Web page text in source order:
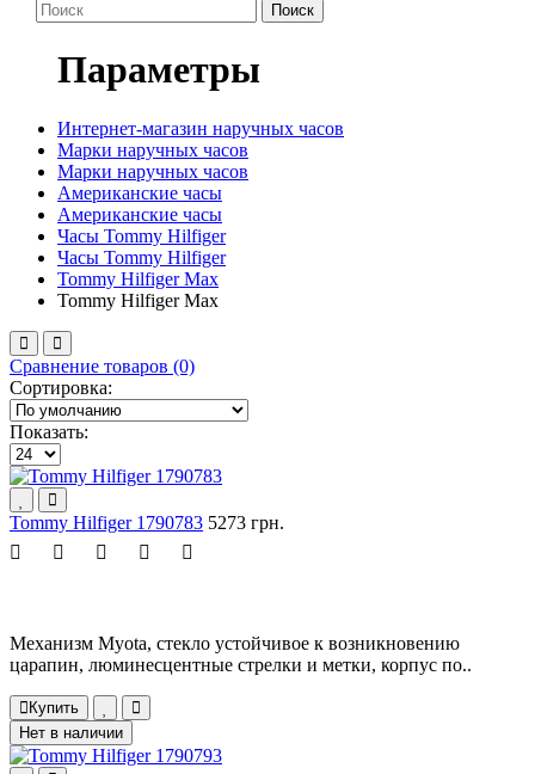
Поиск
Параметры
Интернет-магазин наручных часов
Марки наручных часов
Марки наручных часов
Американские часы
Американские часы
Часы Tommy Hilfiger
Часы Tommy Hilfiger
Tommy Hilfiger Max
Tommy Hilfiger Max
Сравнение товаров (0)
Сортировка:
Показать:
Tommy Hilfiger 1790783 5273 грн.
Механизм Myota, стекло устойчивое к возникновению
царапин, люминесцентные стрелки и метки, корпус по..
Купить
Нет в наличии